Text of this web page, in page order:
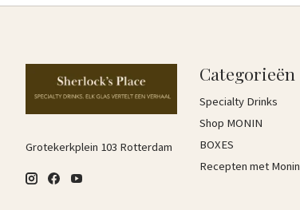
Grotekerkplein 103 Rotterdam
Categorieën
Specialty Drinks
Shop MONIN
BOXES
Recepten met Monin